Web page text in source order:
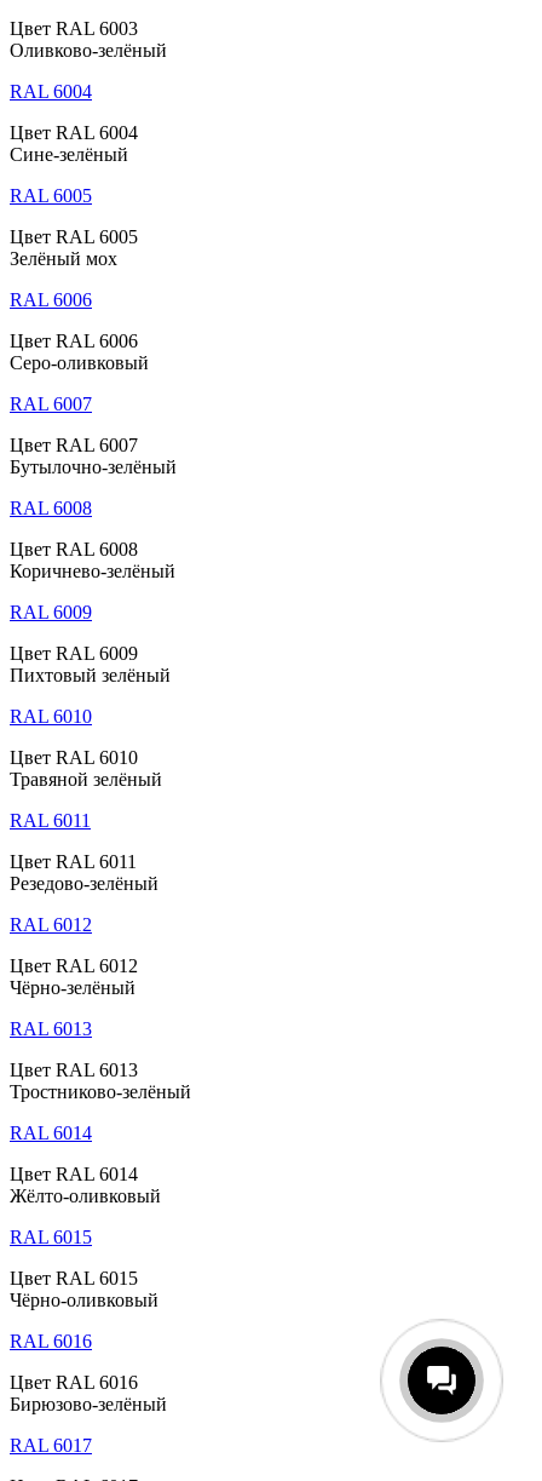
Цвет RAL 6003
Оливково-зелёный
RAL 6004
Цвет RAL 6004
Сине-зелёный
RAL 6005
Цвет RAL 6005
Зелёный мох
RAL 6006
Цвет RAL 6006
Серо-оливковый
RAL 6007
Цвет RAL 6007
Бутылочно-зелёный
RAL 6008
Цвет RAL 6008
Коричнево-зелёный
RAL 6009
Цвет RAL 6009
Пихтовый зелёный
RAL 6010
Цвет RAL 6010
Травяной зелёный
RAL 6011
Цвет RAL 6011
Резедово-зелёный
RAL 6012
Цвет RAL 6012
Чёрно-зелёный
RAL 6013
Цвет RAL 6013
Тростниково-зелёный
RAL 6014
Цвет RAL 6014
Жёлто-оливковый
RAL 6015
Цвет RAL 6015
Чёрно-оливковый
RAL 6016
Цвет RAL 6016
Бирюзово-зелёный
RAL 6017